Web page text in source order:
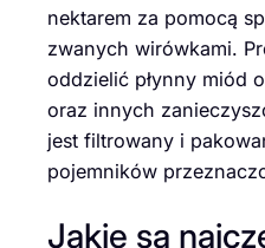
nektarem za pomocą
zwanych wirówkami.
oddzielić płynny miód
oraz innych
jest filtrowany i
pojemników
Jakie są